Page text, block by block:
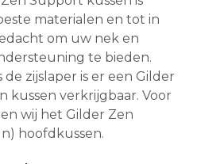
materialen en tot in
om uw nek en
te bieden.
zijslaper is er een Gilder
kussen verkrijgbaar. Voor
wij het Gilder Zen
hoofdkussen.